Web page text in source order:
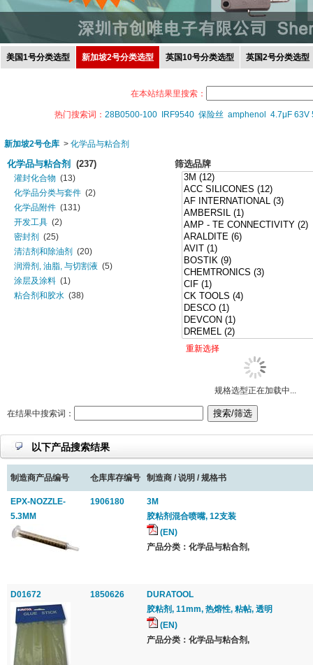
美国1号分类选型 新加坡2号分类选型 英国10号分类选型 英国2号分类选型
在本站结果里搜索：
热门搜索词： 28B0500-100 IRF9540 保险丝 amphenol 4.7μF 63V
新加坡2号仓库 > 化学品与粘合剂
化学品与粘合剂 (237)
灌封化合物 (13)
化学品分类与套件 (2)
化学品附件 (131)
开发工具 (2)
密封剂
(25)
清洁剂和除油剂
(20)
润滑剂, 油脂, 与切割液 (5)
涂层及涂料 (1)
粘合剂和胶水 (38)
筛选品牌
重新选择
规格选型正在加载中...
在结果中搜索词：
以下产品搜索结果
制造商产品编号 仓库库存编号 制造商 / 说明 / 规格书
EPX-NOZZLE-
5.3MM
1906180
3M
胶粘剂混合喷嘴, 12支装
(EN)
产品分类：化学品与粘合剂,
D01672 1850626
DURATOOL
胶粘剂, 11mm, 热熔性, 粘帖, 透明
(EN)
产品分类：化学品与粘合剂,